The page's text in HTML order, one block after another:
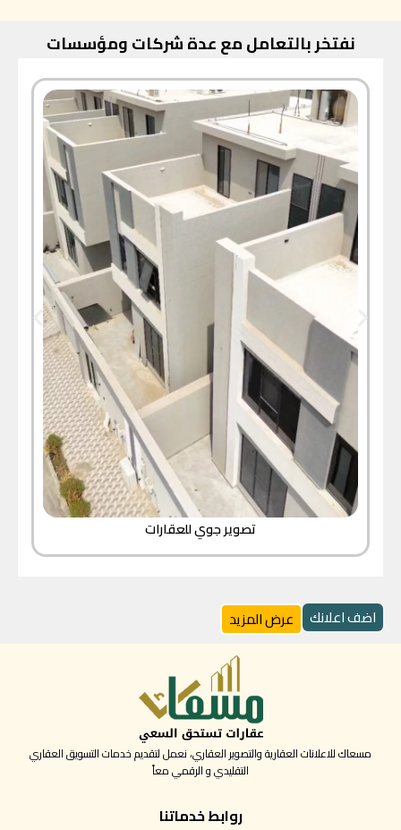
نفتخر بالتعامل مع عدة شركات ومؤسسات
تصوير جوي للعقارات
اضف اعلانك عرض المزيد
مسعاك للاعلانات العقارية والتصوير العقاري، نعمل لتقديم خدمات التسويق العقاري
التقليدي و الرقمي معاً
روابط خدماتنا